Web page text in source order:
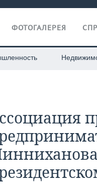
ФОТОГАЛЕРЕЯ